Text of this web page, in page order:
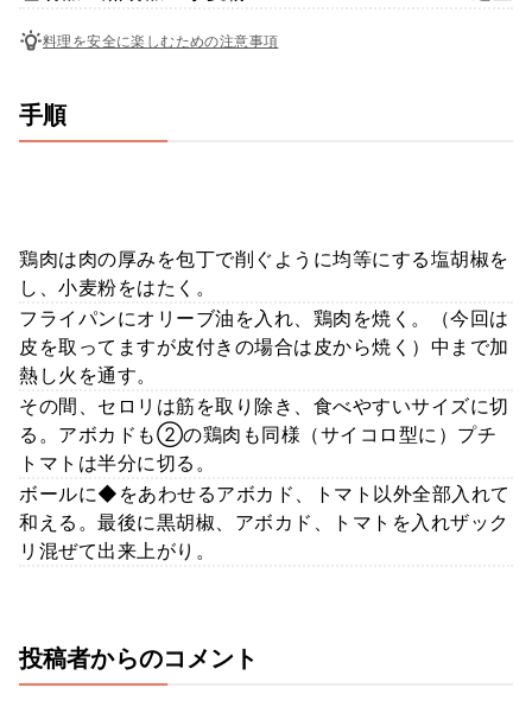
料理を安全に楽しむための注意事項
手順
鶏肉は肉の厚みを包丁で削ぐように均等にする塩胡椒を
し、小麦粉をはたく。
フライパンにオリーブ油を入れ、鶏肉を焼く。（今回は
皮を取ってますが皮付きの場合は皮から焼く）中まで加
熱し火を通す。
その間、セロリは筋を取り除き、食べやすいサイズに切
る。アボカドも②の鶏肉も同様（サイコロ型に）プチ
トマトは半分に切る。
ボールに◆をあわせるアボカド、トマト以外全部入れて
和える。最後に黒胡椒、アボカド、トマトを入れザック
リ混ぜて出来上がり。
投稿者からのコメント